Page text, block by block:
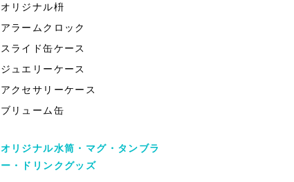
オリジナル枡
アラームクロック
スライド缶ケース
ジュエリーケース
アクセサリーケース
ブリューム缶
オリジナル水筒・マグ・タンブラ
ー・ドリンクグッズ